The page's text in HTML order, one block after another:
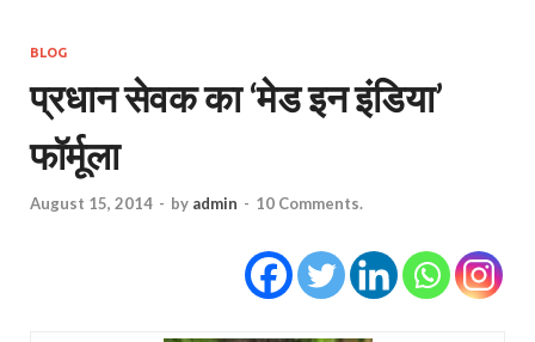
BLOG
प्रधान सेवक का ‘मेड इन इंडिया’
फॉर्मूला
August 15, 2014 - by admin - 10 Comments.